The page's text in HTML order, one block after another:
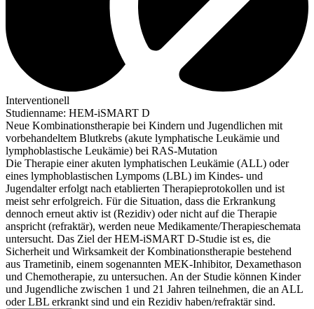
Interventionell
Studienname: HEM-iSMART D
Neue Kombinationstherapie bei Kindern und Jugendlichen mit
vorbehandeltem Blutkrebs (akute lymphatische Leukämie und
lymphoblastische Leukämie) bei RAS-Mutation
Die Therapie einer akuten lymphatischen Leukämie (ALL) oder
eines lymphoblastischen Lympoms (LBL) im Kindes- und
Jugendalter erfolgt nach etablierten Therapieprotokollen und ist
meist sehr erfolgreich. Für die Situation, dass die Erkrankung
dennoch erneut aktiv ist (Rezidiv) oder nicht auf die Therapie
anspricht (refraktär), werden neue Medikamente/Therapieschemata
untersucht. Das Ziel der HEM-iSMART D-Studie ist es, die
Sicherheit und Wirksamkeit der Kombinationstherapie bestehend
aus Trametinib, einem sogenannten MEK-Inhibitor, Dexamethason
und Chemotherapie, zu untersuchen. An der Studie können Kinder
und Jugendliche zwischen 1 und 21 Jahren teilnehmen, die an ALL
oder LBL erkrankt sind und ein Rezidiv haben/refraktär sind.